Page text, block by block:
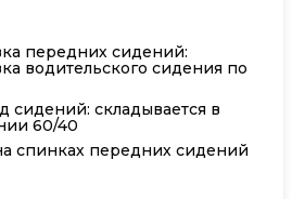
передних сидений:
водительского сидения по
сидений: складывается в
60/40
спинках передних сидений